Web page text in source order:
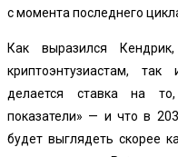
с момента последнего
Как выразился
криптоэнтузиастам,
делается ставка на
показатели» — и что в
будет выглядеть скорее